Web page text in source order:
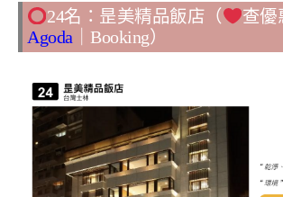
24名：昰美精品飯店（
查優
Agoda｜ Booking）